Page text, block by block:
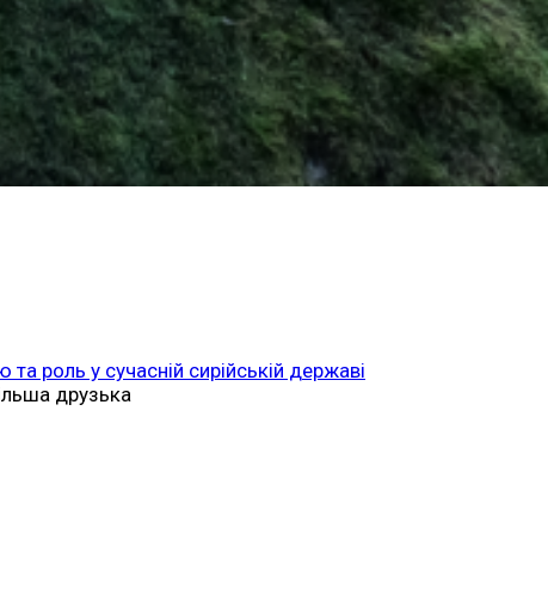
роль у сучасній сирійській державі
друзька